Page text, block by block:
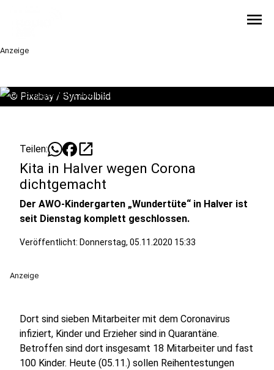
menu
Anzeige
© Pixabay / Symbolbild
Teilen: open_in_new
Kita in Halver wegen Corona
dichtgemacht
Der AWO-Kindergarten „Wundertüte“ in Halver ist
seit Dienstag komplett geschlossen.
Veröffentlicht: Donnerstag, 05.11.2020 15:33
Anzeige
Dort sind sieben Mitarbeiter mit dem Coronavirus
infiziert, Kinder und Erzieher sind in Quarantäne.
Betroffen sind dort insgesamt 18 Mitarbeiter und fast
100 Kinder. Heute (05.11.) sollen Reihentestungen